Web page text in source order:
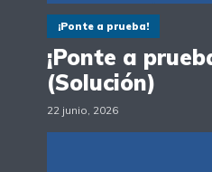
¡Ponte a prueba!
¡Ponte a
(Solución)
22 junio, 2026